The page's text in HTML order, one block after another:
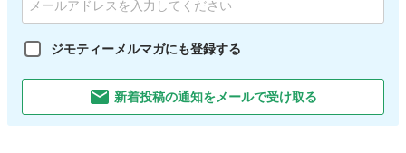
ジモティーメルマガにも登録する
新着投稿の通知をメールで受け取る